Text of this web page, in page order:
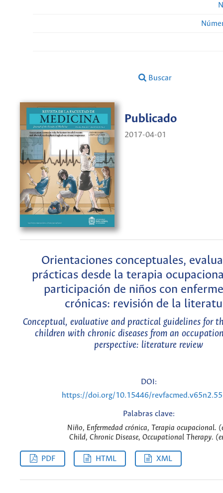
Buscar
Publicado
2017-04-01
Orientaciones conceptuales,
prácticas desde la terapia
participación de niños con
crónicas: revisión de la
Conceptual, evaluative and practical guidelines for
children with chronic diseases from an
perspective: literature review
DOI:
https://doi.org/10.15446/
Palabras clave:
Niño, Enfermedad crónica, Terapia ocupacional.
Child, Chronic Disease, Occupational Therapy.
PDF HTML XML